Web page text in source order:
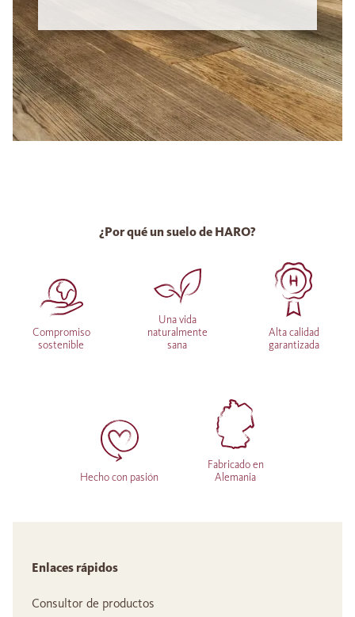
¿Por qué un suelo de HARO?
Compromiso
sostenible
Una vida
naturalmente
sana
Alta calidad
garantizada
Hecho con pasión
Fabricado en
Alemania
Enlaces rápidos
Consultor de productos